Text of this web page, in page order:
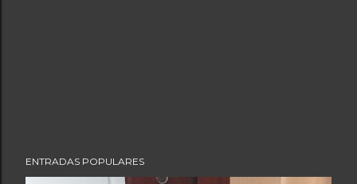
ENTRADAS POPULARES